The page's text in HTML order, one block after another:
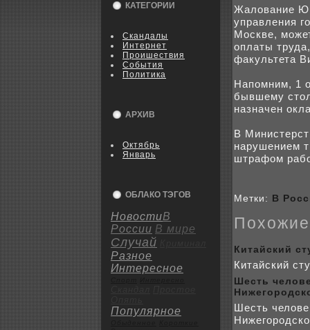
КАТЕГОРИИ
Скандалы
Интернет
Пpoишествия
События
Политика
АРХИВ
Октябрь
Январь
ОБЛАКО ТЭГОВ
НовостиВ
России В мире
Случай
Разное
Интересное
Популярное
Жалование
управления
Москве,
оплаты
факультета
Напомним, 1
бывшему
назначен
В
нарушением
штрафом
Метки: В
Китайский
Китайский
Шесть
Шесть